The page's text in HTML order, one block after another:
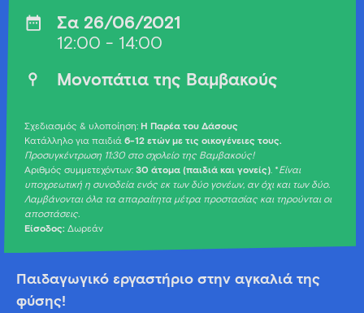
Σα 26/06/2021
12:00 - 14:00
Μονοπάτια της Βαμβακούς
Σχεδιασμός & υλοποίηση: Η Παρέα του Δάσους
Κατάλληλο για παιδιά 6-12 ετών με τις οικογένειες τους.
Προσυγκέντρωση 11:30 στο σχολείο της Βαμβακούς!
Αριθμός συμμετεχόντων: 30 άτομα (παιδιά και γονείς). *Είναι
υποχρεωτική η συνοδεία ενός εκ των δύο γονέων, αν όχι και των δύο.
Λαμβάνονται όλα τα απαραίτητα μέτρα προστασίας και τηρούνται οι
αποστάσεις.
Είσοδος: Δωρεάν
Παιδαγωγικό εργαστήριο στην αγκαλιά της
φύσης!